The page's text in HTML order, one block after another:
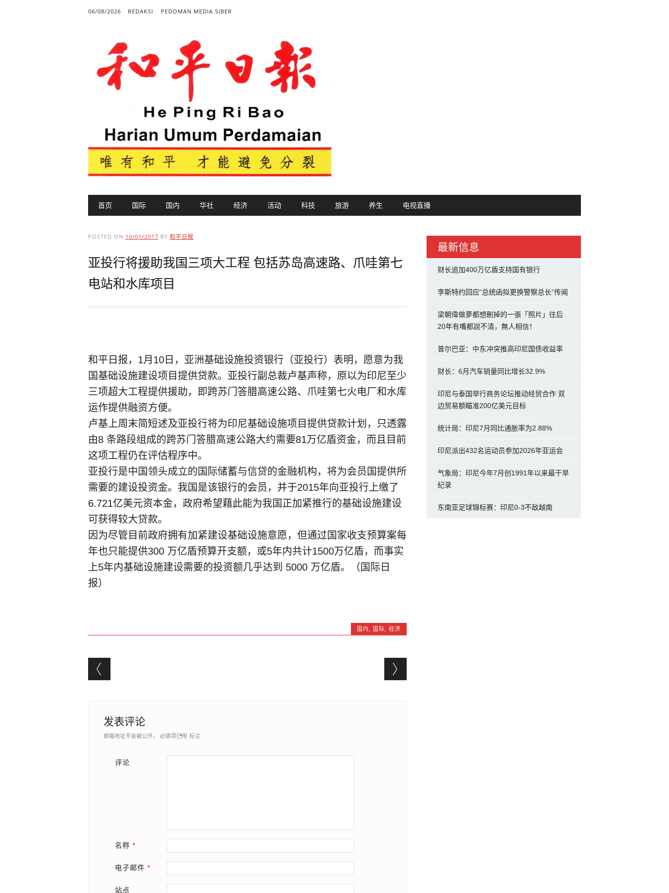
06/08/2026 REDAKSI PEDOMAN MEDIA SIBER
Main menu
Skip to content
首页 国际 国内 华社 经济 活动 科技 旅游 养生 电视直播
POSTED ON 10/01/2017 BY 和平日报
亚投行将援助我国三项大工程 包括苏岛高速路、爪哇第七
电站和水库项目
和平日报，1月10日，亚洲基础设施投资银行（亚投行）表明，愿意为我
国基础设施建设项目提供贷款。亚投行副总裁卢基声称，原以为印尼至少
三项超大工程提供援助，即跨苏门答腊高速公路、爪哇第七火电厂和水库
运作提供融资方便。
卢基上周末简短述及亚投行将为印尼基础设施项目提供贷款计划，只透露
由8 条路段组成的跨苏门答腊高速公路大约需要81万亿盾资金，而且目前
这项工程仍在评估程序中。
亚投行是中国领头成立的国际储蓄与信贷的金融机构，将为会员国提供所
需要的建设投资金。我国是该银行的会员，并于2015年向亚投行上缴了
6.721亿美元资本金，政府希望藉此能为我国正加紧推行的基础设施建设
可获得较大贷款。
因为尽管目前政府拥有加紧建设基础设施意愿，但通过国家收支预算案每
年也只能提供300 万亿盾预算开支额，或5年内共计1500万亿盾，而事实
上5年内基础设施建设需要的投资额几乎达到 5000 万亿盾。（国际日
报）
国内 国际 ,经济
Post navigation
发表评论
邮箱地址不会被公开。 必填项已用
* 标注
评论
名称 *
电子邮件 *
站点
最新信息
财长追加400万亿盾支持国有银行
李斯特约回应“总统函拟更换警察总长”传闻
梁朝偉做夢都想刪掉的一張「照片」往后
20年有嘴都說不清，無人相信！
普尔巴亚：中东冲突推高印尼国债收益率
财长：6月汽车销量同比增长32.9%
印尼与泰国举行商务论坛推动经贸合作 双
边贸易额瞄准200亿美元目标
统计局：印尼7月同比通胀率为2.88%
印尼派出432名运动员参加2026年亚运会
气象局：印尼今年7月创1991年以来最干旱
纪录
东南亚足球锦标赛：印尼0-3不敌越南